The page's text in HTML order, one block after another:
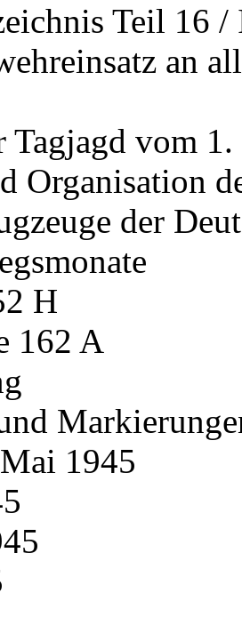
Teil 16 /
an
Tagjagd vom
Organisation
der
H
162 A
1945